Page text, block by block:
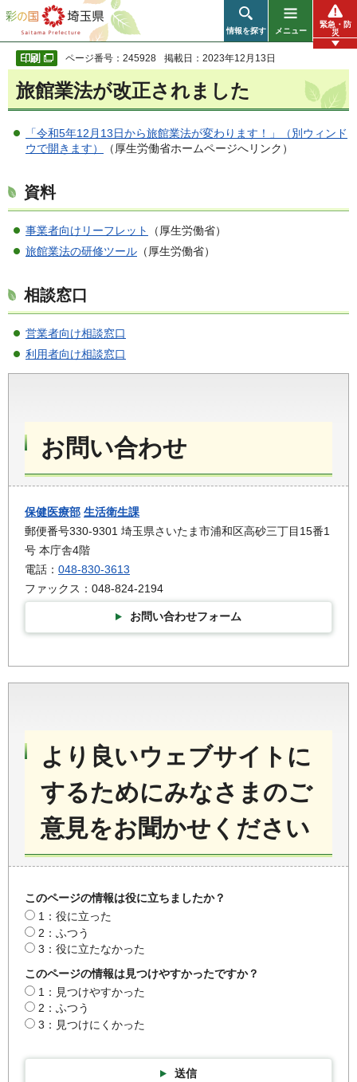
彩の国 埼玉県
情報を探す メニュー
緊急・防
災
ページ番号：245928 掲載日：2023年12月13日
旅館業法が改正されました
「令和5年12月13日から旅館業法が変わります！」（別ウィンド
ウで開きます）
（厚生労働省ホームページへリンク）
資料
事業者向けリーフレット
（厚生労働省）
旅館業法の研修ツール （厚生労働省）
相談窓口
営業者向け相談窓口
利用者向け相談窓口
お問い合わせ
保健医療部 生活衛生課
郵便番号330-9301 埼玉県さいたま市浦和区高砂三丁目15番1
号 本庁舎4階
電話： 048-830-3613
ファックス：048-824-2194
お問い合わせフォーム
より良いウェブサイトに
するためにみなさまのご
意見をお聞かせください
このページの情報は役に立ちましたか？
1：役に立った
2：ふつう
3：役に立たなかった
このページの情報は見つけやすかったですか？
1：見つけやすかった
2：ふつう
3：見つけにくかった
送信